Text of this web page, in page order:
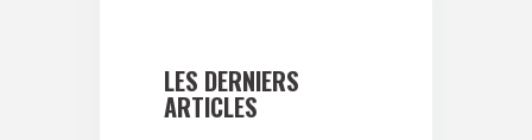
LES DERNIERS
ARTICLES